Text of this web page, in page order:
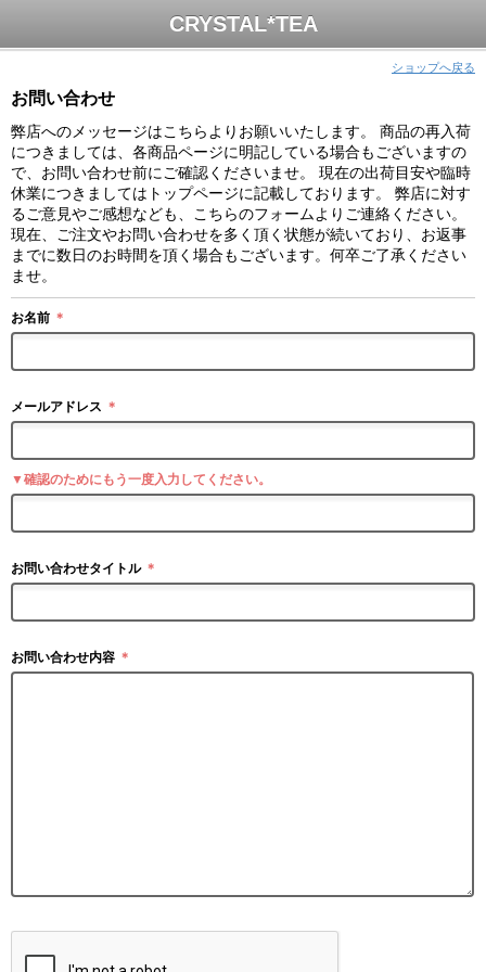
CRYSTAL*TEA
ショップへ戻る
お問い合わせ
弊店へのメッセージはこちらよりお願いいたします。 商品の再入荷
につきましては、各商品ページに明記している場合もございますの
で、お問い合わせ前にご確認くださいませ。 現在の出荷目安や臨時
休業につきましてはトップページに記載しております。 弊店に対す
るご意見やご感想なども、こちらのフォームよりご連絡ください。
現在、ご注文やお問い合わせを多く頂く状態が続いており、お返事
までに数日のお時間を頂く場合もございます。何卒ご了承ください
ませ。
お名前 ＊
メールアドレス ＊
▼確認のためにもう一度入力してください。
お問い合わせタイトル ＊
お問い合わせ内容 ＊